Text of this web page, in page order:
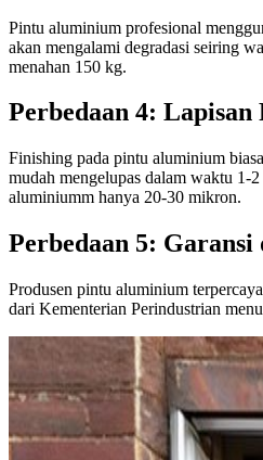
Pintu aluminium profesional
akan mengalami degradasi seiring
menahan 150 kg.
Perbedaan 4: Lapisan
Finishing pada pintu aluminium
mudah mengelupas dalam waktu 1-
aluminiumm hanya 20-30 mikron.
Perbedaan 5:
Produsen pintu aluminium
dari Kementerian Perindustrian